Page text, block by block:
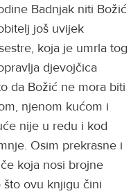
Badnjak niti Božić
još uvijek
koja je umrla tog
djevojčica
da Božić ne mora biti
njenom kućom i
nije u redu i kod
Osim prekrasne i
koja nosi brojne
ovu knjigu čini